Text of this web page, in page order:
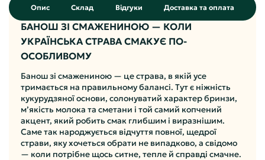
Опис Склад Відгуки Доставка та оплата
БАНОШ ЗІ СМАЖЕНИНОЮ — КОЛИ
УКРАЇНСЬКА СТРАВА СМАКУЄ ПО-
ОСОБЛИВОМУ
Банош зі смажениною — це страва, в якій усе
тримається на правильному балансі. Тут є ніжність
кукурудзяної основи, солонуватий характер бринзи,
м’якість молока та сметани і той самий копчений
акцент, який робить смак глибшим і виразнішим.
Саме так народжується відчуття повної, щедрої
страви, яку хочеться обрати не випадково, а свідомо
— коли потрібне щось ситне, тепле й справді смачне.